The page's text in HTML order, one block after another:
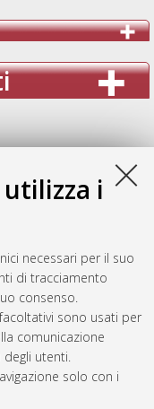
i
necessari per il suo
di tracciamento
consenso.
sono usati per
comunicazione
utenti.
solo con i